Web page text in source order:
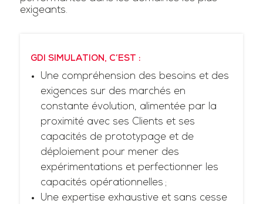
exigeants.
GDI SIMULATION, C’EST :
Une compréhension des besoins et des
exigences sur des marchés en
constante évolution, alimentée par la
proximité avec ses Clients et ses
capacités de prototypage et de
déploiement pour mener des
expérimentations et perfectionner les
capacités opérationnelles ;
Une expertise exhaustive et sans cesse